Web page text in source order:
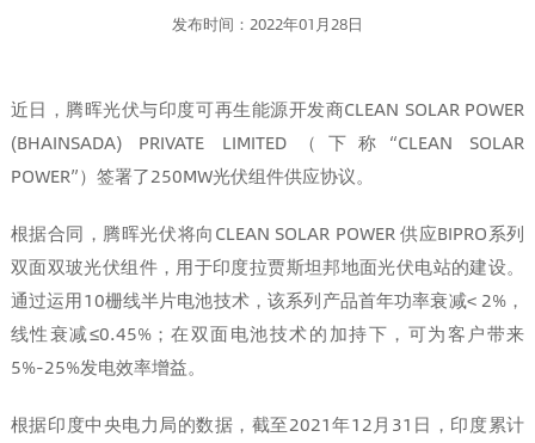
发布时间：2022年01月28日
近日，腾晖光伏与印度可再生能源开发商CLEAN SOLAR POWER
(BHAINSADA) PRIVATE LIMITED（下称“CLEAN SOLAR
POWER”）签署了250MW光伏组件供应协议。
根据合同，腾晖光伏将向CLEAN SOLAR POWER 供应BIPRO系列
双面双玻光伏组件，用于印度拉贾斯坦邦地面光伏电站的建设。
通过运用10栅线半片电池技术，该系列产品首年功率衰减< 2%，
线性衰减≤0.45%；在双面电池技术的加持下，可为客户带来
5%-25%发电效率增益。
根据印度中央电力局的数据，截至2021年12月31日，印度累计